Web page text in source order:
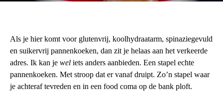
Als je hier komt voor glutenvrij, koolhydraatarm, spinaziegevuld
en suikervrij pannenkoeken, dan zit je helaas aan het verkeerde
adres. Ik kan je wel iets anders aanbieden. Een stapel echte
pannenkoeken. Met stroop dat er vanaf druipt. Zo’n stapel waar
je achteraf tevreden en in een food coma op de bank ploft.